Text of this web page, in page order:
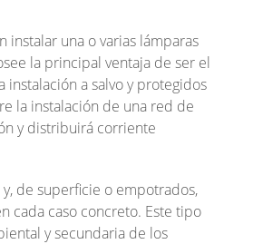
instalar una o varias lámparas
la principal ventaja de ser el
instalación a salvo y protegidos
la instalación de una red de
y distribuirá corriente
de superficie o empotrados,
cada caso concreto. Este tipo
y secundaria de los